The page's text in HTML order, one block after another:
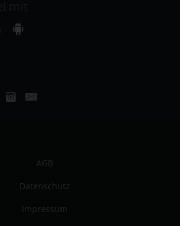
AGB
Datenschutz
Impressum